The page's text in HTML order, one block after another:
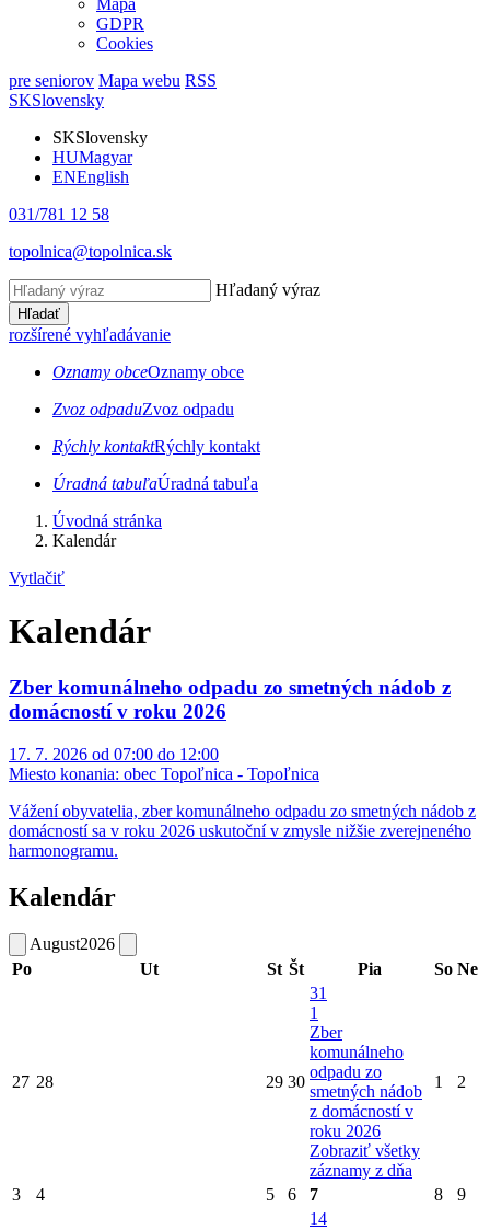
Mapa
GDPR
Cookies
pre seniorov Mapa webu RSS
SKSlovensky
SKSlovensky
HUMagyar
ENEnglish
031/781 12 58
topolnica@topolnica.sk
Hľadaný výraz
Hľadať
rozšírené vyhľadávanie
Oznamy obceOznamy obce
Zvoz odpaduZvoz odpadu
Rýchly kontaktRýchly kontakt
Úradná tabuľaÚradná tabuľa
Úvodná stránka
Kalendár
Vytlačiť
Kalendár
Zber komunálneho odpadu zo smetných nádob z
domácností v roku 2026
17. 7. 2026 od 07:00 do 12:00
Miesto konania: obec Topoľnica - Topoľnica
Vážení obyvatelia, zber komunálneho odpadu zo smetných nádob z
domácností sa v roku 2026 uskutoční v zmysle nižšie zverejneného
harmonogramu.
Kalendár
August2026
Po
Ut St Št Pia So Ne
27 28 29 30
31
1
Zber
komunálneho
odpadu zo
smetných nádob
z domácností v
roku 2026
Zobraziť všetky
záznamy z dňa
1 2
3 4 5 6 7 8
9
14